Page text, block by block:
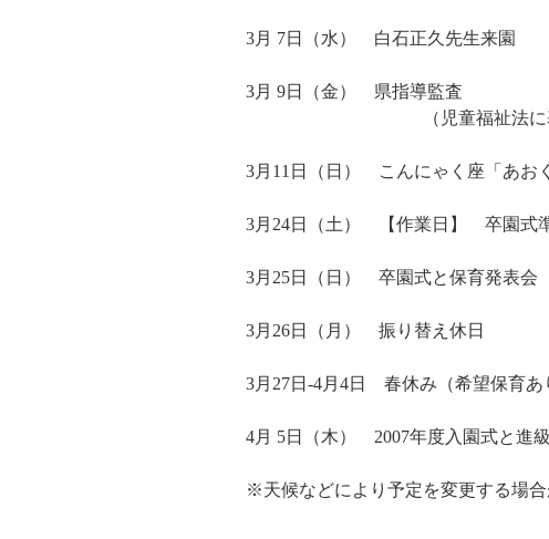
3月 7日（水） 白石正久先生来園
3月 9日（金） 県指導監査
（児童福祉法に基づく認
3月11日（日） こんにゃく座「あ
3月24日（土） 【作業日】 卒園式
3月25日（日） 卒園式と保育発表会
3月26日（月） 振り替え休日
3月27日-4月4日 春休み（希望保育あ
4月 5日（木） 2007年度入園式と進
※天候などにより予定を変更する場合